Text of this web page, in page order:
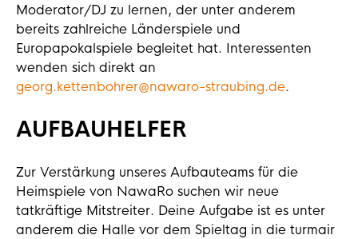
Moderator/DJ zu lernen, der unter anderem
bereits zahlreiche Länderspiele und
Europapokalspiele begleitet hat. Interessenten
wenden sich direkt an
georg.kettenbohrer@nawaro-straubing.de.
AUFBAUHELFER
Zur Verstärkung unseres Aufbauteams für die
Heimspiele von NawaRo suchen wir neue
tatkräftige Mitstreiter. Deine Aufgabe ist es unter
anderem die Halle vor dem Spieltag in die turmair